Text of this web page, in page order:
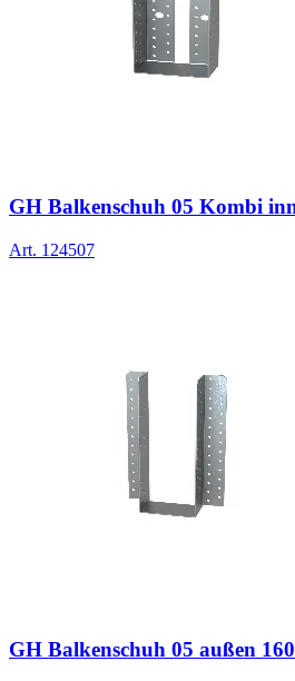
GH Balkenschuh 05 Kombi
Art. 124507
GH Balkenschuh 05 außen